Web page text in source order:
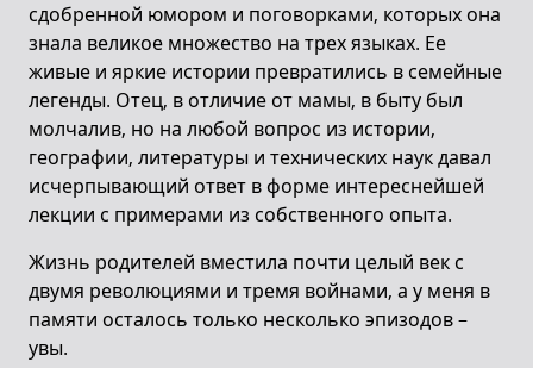
сдобренной юмором и поговорками, которых она
знала великое множество на трех языках. Ее
живые и яркие истории превратились в семейные
легенды. Отец, в отличие от мамы, в быту был
молчалив, но на любой вопрос из истории,
географии, литературы и технических наук давал
исчерпывающий ответ в форме интереснейшей
лекции с примерами из собственного опыта.
Жизнь родителей вместила почти целый век с
двумя революциями и тремя войнами, а у меня в
памяти осталось только несколько эпизодов –
увы.